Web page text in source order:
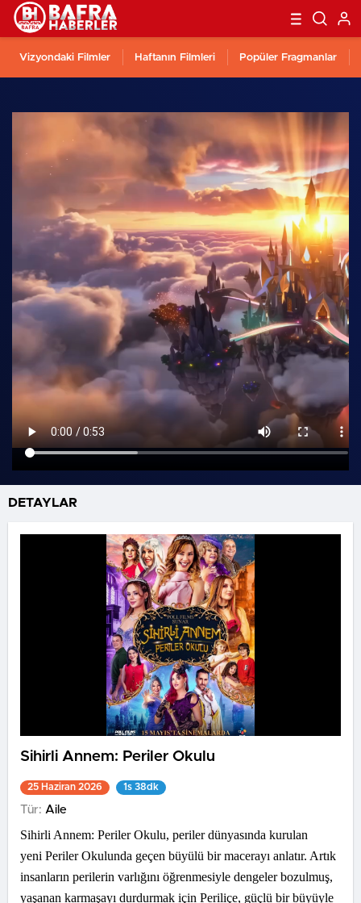
Vizyondaki Filmler Haftanın Filmleri Popüler Fragmanlar
DETAYLAR
Sihirli Annem: Periler Okulu
25 Haziran 2026 1s 38dk
Tür: Aile
Sihirli Annem: Periler Okulu, periler dünyasında kurulan
yeni Periler Okulunda geçen büyülü bir macerayı anlatır. Artık
insanların perilerin varlığını öğrenmesiyle dengeler bozulmuş,
yaşanan karmaşayı durdurmak için Periliçe, güçlü bir büyüyle